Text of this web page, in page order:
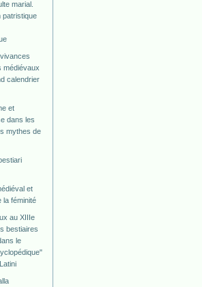
marial.
patristique
médiévaux
calendrier
et
dans les
mythes de
et
la féminité
au XIIIe
bestiaires
le